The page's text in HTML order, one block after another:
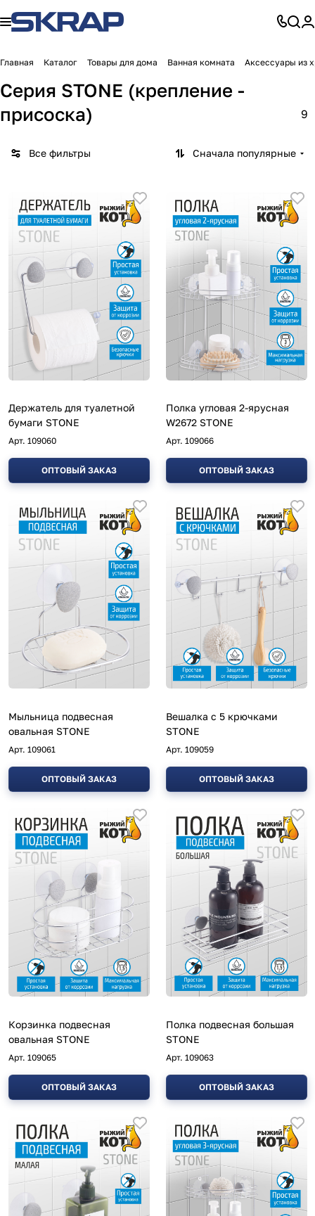
Главная Каталог Товары для дома Ванная комната Аксессуары из
Серия STONE (крепление -
присоска)
9
Все фильтры Сначала популярные
Держатель для туалетной
бумаги STONE
Арт. 109060
ОПТОВЫЙ ЗАКАЗ
Полка угловая 2-ярусная
W2672 STONE
Арт. 109066
ОПТОВЫЙ ЗАКАЗ
Мыльница подвесная
овальная STONE
Арт. 109061
ОПТОВЫЙ ЗАКАЗ
Вешалка с 5 крючками
STONE
Арт. 109059
ОПТОВЫЙ ЗАКАЗ
Корзинка подвесная
овальная STONE
Арт. 109065
ОПТОВЫЙ ЗАКАЗ
Полка подвесная большая
STONE
Арт. 109063
ОПТОВЫЙ ЗАКАЗ